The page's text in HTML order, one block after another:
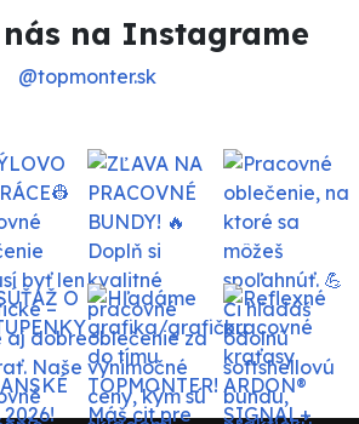
na Instagrame
@topmonter.sk